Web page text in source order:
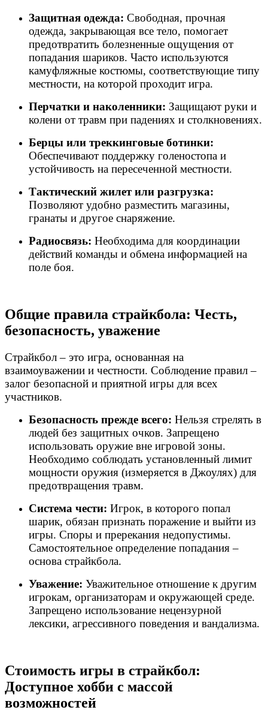
Защитная одежда: Свободная, прочная
одежда, закрывающая все тело, помогает
предотвратить болезненные ощущения от
попадания шариков. Часто используются
камуфляжные костюмы, соответствующие типу
местности, на которой проходит игра.
Перчатки и наколенники: Защищают руки и
колени от травм при падениях и столкновениях.
Берцы или треккинговые ботинки:
Обеспечивают поддержку голеностопа и
устойчивость на пересеченной местности.
Тактический жилет или разгрузка:
Позволяют удобно разместить магазины,
гранаты и другое снаряжение.
Радиосвязь: Необходима для координации
действий команды и обмена информацией на
поле боя.
Общие правила страйкбола: Честь,
безопасность, уважение
Страйкбол – это игра, основанная на
взаимоуважении и честности. Соблюдение правил –
залог безопасной и приятной игры для всех
участников.
Безопасность прежде всего: Нельзя стрелять в
людей без защитных очков. Запрещено
использовать оружие вне игровой зоны.
Необходимо соблюдать установленный лимит
мощности оружия (измеряется в Джоулях) для
предотвращения травм.
Система чести: Игрок, в которого попал
шарик, обязан признать поражение и выйти из
игры. Споры и пререкания недопустимы.
Самостоятельное определение попадания –
основа страйкбола.
Уважение: Уважительное отношение к другим
игрокам, организаторам и окружающей среде.
Запрещено использование нецензурной
лексики, агрессивного поведения и вандализма.
Стоимость игры в страйкбол:
Доступное хобби с массой
возможностей